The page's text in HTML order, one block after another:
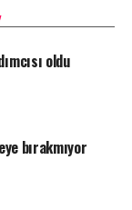
Kastamonu İl
oldu
bırakmıyor